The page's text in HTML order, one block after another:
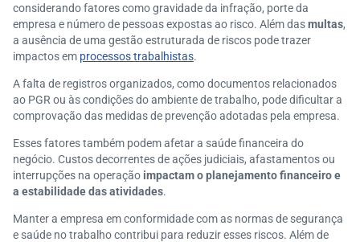
considerando fatores como gravidade da infração, porte da
empresa e número de pessoas expostas ao risco. Além dasmultas,
a ausência de uma gestão estruturada de riscos pode trazer
impactos em processos trabalhistas.
A falta de registros organizados, como documentos relacionados
ao PGR ou às condições do ambiente de trabalho, pode dificultar a
comprovação das medidas de prevenção adotadas pela empresa.
Esses fatores também podem afetar a saúde financeira do
negócio. Custos decorrentes de ações judiciais, afastamentos ou
interrupções na operação impactam o planejamento financeiro e
a estabilidade das atividades.
Manter a empresa em conformidade com as normas de segurança
e saúde no trabalho contribui para reduzir esses riscos. Além de